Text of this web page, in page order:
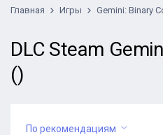
Главная Игры Gemini: Binary
DLC Steam
()
По рекомендациям